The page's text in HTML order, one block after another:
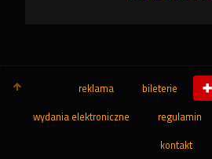
reklama bileterie
wydania elektroniczne regulamin
kontakt